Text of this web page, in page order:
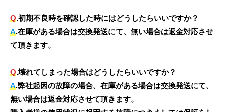
Q.初期不良時を確認した時にはどうしたらいいですか？
A.在庫がある場合は交換発送にて、無い場合は返金対応させ
て頂きます。
Q.壊れてしまった場合はどうしたらいいですか？
A.弊社起因の故障の場合、在庫がある場合は交換発送にて、
無い場合は返金対応させて頂きます。